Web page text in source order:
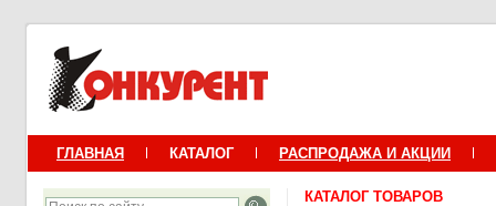
ГЛАВНАЯ КАТАЛОГ РАСПРОДАЖА И АКЦИИ
КАТАЛОГ ТОВАРОВ